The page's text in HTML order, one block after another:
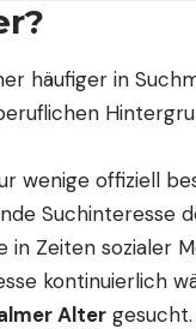
häufiger in
wenige offiziell
Suchinteresse
in Zeiten sozialer
kontinuierlich
Alter